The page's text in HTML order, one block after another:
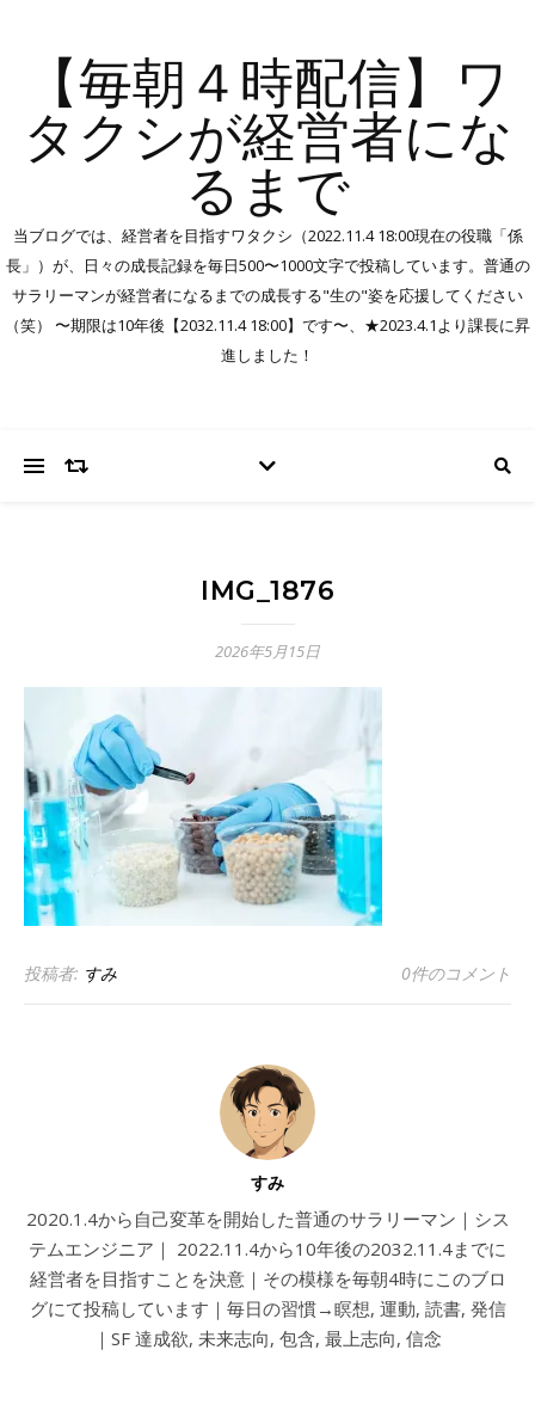
【毎朝４時配信】ワ
タクシが経営者にな
るまで
当ブログでは、経営者を目指すワタクシ（2022.11.4 18:00現在の役職「係
長」）が、日々の成長記録を毎日500〜1000文字で投稿しています。普通の
サラリーマンが経営者になるまでの成長する"生の"姿を応援してください
（笑） 〜期限は10年後【2032.11.4 18:00】です〜、★2023.4.1より課長に昇
進しました！
IMG_1876
2026年5月15日
投稿者: すみ 0件のコメント
すみ
2020.1.4から自己変革を開始した普通のサラリーマン｜シス
テムエンジニア｜ 2022.11.4から10年後の2032.11.4までに
経営者を目指すことを決意｜その模様を毎朝4時にこのブロ
グにて投稿しています｜毎日の習慣→瞑想, 運動, 読書, 発信
｜SF 達成欲, 未来志向, 包含, 最上志向, 信念